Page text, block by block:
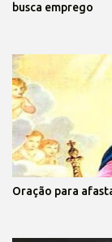
busca emprego
Oração para